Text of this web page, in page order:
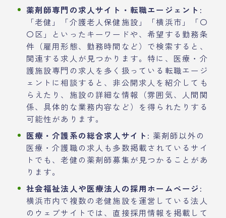
薬剤師専門の求人サイト・転職エージェント:
「老健」「介護老人保健施設」「横浜市」「〇
〇区」といったキーワードや、希望する勤務条
件（雇用形態、勤務時間など）で検索すると、
関連する求人が見つかります。特に、医療・介
護施設専門の求人を多く扱っている転職エージ
ェントに相談すると、非公開求人を紹介しても
らえたり、施設の詳細な情報（雰囲気、人間関
係、具体的な業務内容など）を得られたりする
可能性があります。
医療・介護系の総合求人サイト: 薬剤師以外の
医療・介護職の求人も多数掲載されているサイ
トでも、老健の薬剤師募集が見つかることがあ
ります。
社会福祉法人や医療法人の採用ホームページ:
横浜市内で複数の老健施設を運営している法人
のウェブサイトでは、直接採用情報を掲載して